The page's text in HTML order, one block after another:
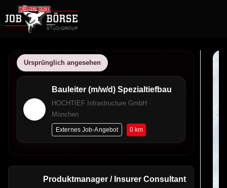
Ursprünglich angesehen
Bauleiter (m/w/d) Spezialtiefbau
HOCHTIEF Infrastructure GmbH ·
München
Externes Job-Angebot 0 km
Produktmanager / Insurer Consultant